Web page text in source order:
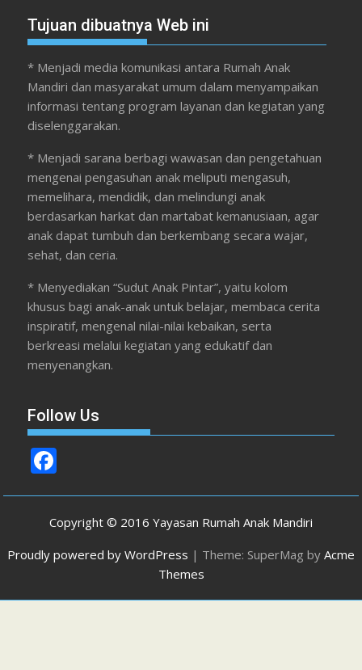
Tujuan dibuatnya Web ini
* Menjadi media komunikasi antara Rumah Anak
Mandiri dan masyarakat umum dalam menyampaikan
informasi tentang program layanan dan kegiatan yang
diselenggarakan.
* Menjadi sarana berbagi wawasan dan pengetahuan
mengenai pengasuhan anak meliputi mengasuh,
memelihara, mendidik, dan melindungi anak
berdasarkan harkat dan martabat kemanusiaan, agar
anak dapat tumbuh dan berkembang secara wajar,
sehat, dan ceria.
* Menyediakan “Sudut Anak Pintar”, yaitu kolom
khusus bagi anak-anak untuk belajar, membaca cerita
inspiratif, mengenal nilai-nilai kebaikan, serta
berkreasi melalui kegiatan yang edukatif dan
menyenangkan.
Follow Us
ac
e
b
o
Copyright © 2016 Yayasan Rumah Anak Mandiri
Proudly powered by WordPress | Theme: SuperMag by Acme
Themes